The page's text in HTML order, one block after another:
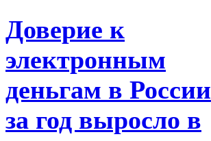
Доверие к
электронным
деньгам в России
за год выросло в